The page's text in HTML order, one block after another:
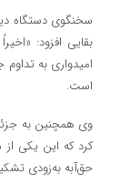
سخنگوی دستگاه
بقایی افزود:
امیدواری به
است.
وی همچنین به
کرد که این یکی از
حق‌آبه به‌زودی